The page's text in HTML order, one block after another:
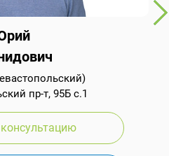
пр-т, 95Б с.1